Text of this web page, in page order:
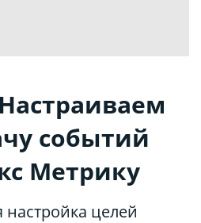
событий
Метрику
настройка целей